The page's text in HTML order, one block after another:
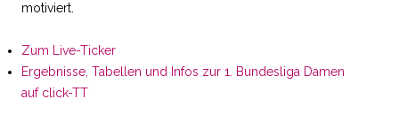
motiviert.
Zum Live-Ticker
Ergebnisse, Tabellen und Infos zur 1. Bundesliga Damen
auf click-TT